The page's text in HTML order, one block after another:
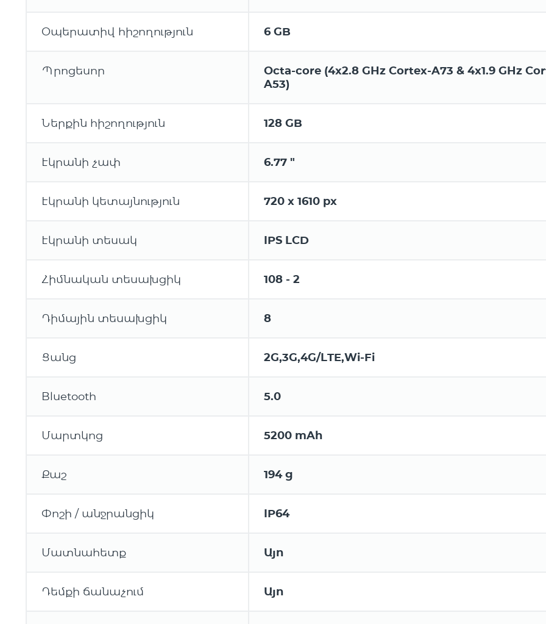
Օպերատիվ հիշողություն 6 GB
Պրոցեսոր
Octa-core (4x2.8 GHz Cortex-A73 & 4x1.9 GHz
A53)
Ներքին հիշողություն 128 GB
Էկրանի չափ 6.77 "
Էկրանի կետայնություն 720 x 1610 px
Էկրանի տեսակ IPS LCD
Հիմնական տեսախցիկ 108 - 2
Դիմային տեսախցիկ 8
Ցանց 2G,3G,4G/LTE,Wi-Fi
Bluetooth 5.0
Մարտկոց 5200 mAh
Քաշ 194 g
Փոշի / անջրանցիկ IP64
Մատնահետք Այո
Դեմքի ճանաչում Այո